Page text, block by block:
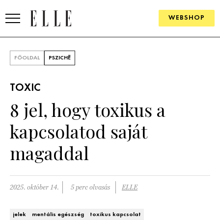
WEBSHOP
SZÉPSÉG
KULTÚRA
ÉLETMÓD
PÁRKAPCSOLAT
FŐOLDAL PSZICHÉ
TOXIC
8 jel, hogy toxikus a
kapcsolatod saját
magaddal
2025. október 14. 5 perc olvasás ELLE
jelek mentális egészség toxikus kapcsolat